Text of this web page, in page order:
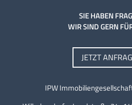
SIE HABEN
WIR SIND GERN
JETZT
IPW